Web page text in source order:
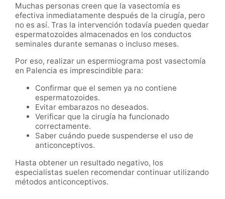
Muchas personas creen que la vasectomía es
efectiva inmediatamente después de la cirugía, pero
no es así. Tras la intervención todavía pueden quedar
espermatozoides almacenados en los conductos
seminales durante semanas o incluso meses.
Por eso, realizar un espermiograma post vasectomía
en Palencia es imprescindible para:
Confirmar que el semen ya no contiene
espermatozoides.
Evitar embarazos no deseados.
Verificar que la cirugía ha funcionado
correctamente.
Saber cuándo puede suspenderse el uso de
anticonceptivos.
Hasta obtener un resultado negativo, los
especialistas suelen recomendar continuar utilizando
métodos anticonceptivos.